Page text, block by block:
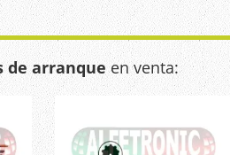
era:
1.197,00€.
es:
1.028,50€.
de arranqueen venta: